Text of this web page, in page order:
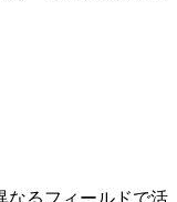
なるフィールドで活